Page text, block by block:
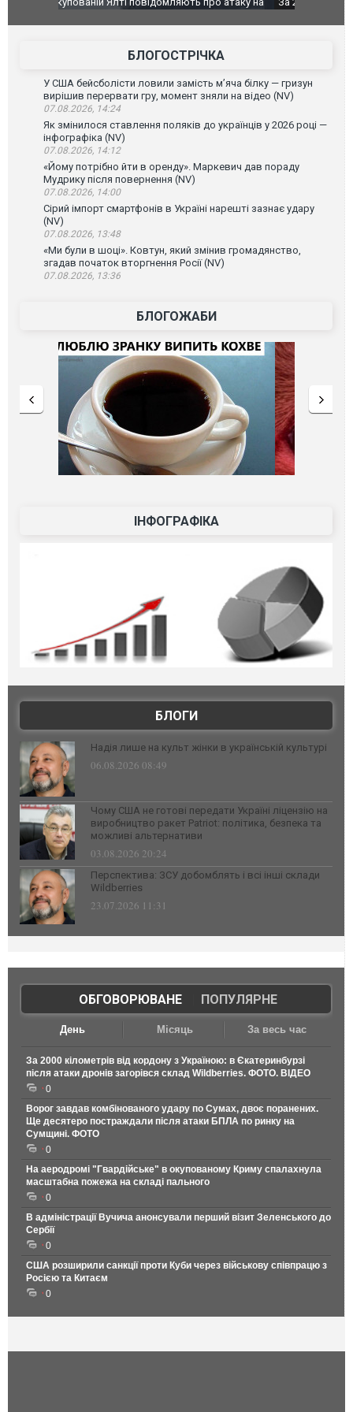
склад Wildberries. ФОТО. ВІДЕО
БЛОГОСТРІЧКА
У США бейсболісти ловили замість м’яча білку — гризун
вирішив перервати гру, момент зняли на відео (NV)
07.08.2026, 14:24
Як змінилося ставлення поляків до українців у 2026 році —
інфографіка (NV)
07.08.2026, 14:12
«Йому потрібно йти в оренду». Маркевич дав пораду
Мудрику після повернення (NV)
07.08.2026, 14:00
Сірий імпорт смартфонів в Україні нарешті зазнає удару
(NV)
07.08.2026, 13:48
«Ми були в шоці». Ковтун, який змінив громадянство,
згадав початок вторгнення Росії (NV)
07.08.2026, 13:36
БЛОГОЖАБИ
ІНФОГРАФІКА
БЛОГИ
Надія лише на культ жінки в українській культурі
06.08.2026 08:49
Чому США не готові передати Україні ліцензію на
виробництво ракет Patriot: політика, безпека та
можливі альтернативи
03.08.2026 20:24
Перспектива: ЗСУ добомблять і всі інші склади
Wildberries
23.07.2026 11:31
ОБГОВОРЮВАНЕ| ПОПУЛЯРНЕ
День Місяць За весь час
За 2000 кілометрів від кордону з Україною: в Єкатеринбурзі
після атаки дронів загорівся склад Wildberries. ФОТО. ВІДЕО
0
Ворог завдав комбінованого удару по Сумах, двоє поранених.
Ще десятеро постраждали після атаки БПЛА по ринку на
Сумщині. ФОТО
0
На аеродромі "Гвардійське" в окупованому Криму спалахнула
масштабна пожежа на складі пального
0
В адміністрації Вучича анонсували перший візит Зеленського до
Сербії
0
США розширили санкції проти Куби через військову співпрацю з
Росією та Китаєм
0